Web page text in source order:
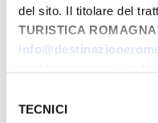
del sito. Il titolare del
TURISTICA ROMAGNA
gestire le tue preferenze
delTECNICI
OLTREMARE -
Dal 28 marzo
emozioni e
Per informazioni e